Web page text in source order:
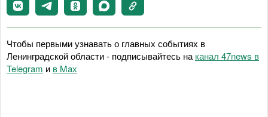
Чтобы первыми узнавать о главных событиях в
Ленинградской области - подписывайтесь наканал 47news в
Telegram и в Maх